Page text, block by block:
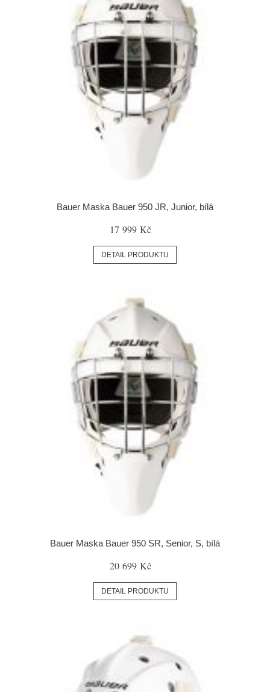
Bauer Maska Bauer 950 JR, Junior, bílá
17 999 Kč
DETAIL PRODUKTU
Bauer Maska Bauer 950 SR, Senior, S, bílá
20 699 Kč
DETAIL PRODUKTU